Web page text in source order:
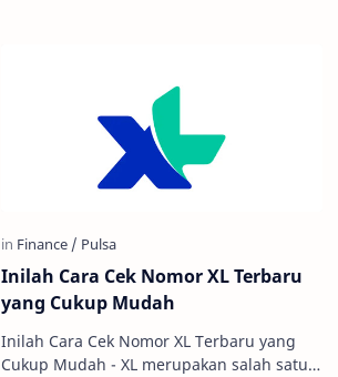
Inilah Cara Cek Nomor XL Terbaru
yang Cukup Mudah
Inilah Cara Cek Nomor XL Terbaru yang
Cukup Mudah - XL merupakan salah satu